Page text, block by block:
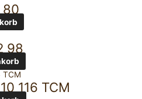
80
98
116 TCM